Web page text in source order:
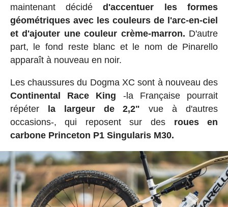
maintenant décidéd'accentuer les formes
géométriques avec les couleurs de l'arc-en-ciel
et d'ajouter une couleur crème-marron. D'autre
part, le fond reste blanc et le nom de Pinarello
apparaît à nouveau en noir.
Les chaussures du Dogma XC sont à nouveau des
Continental Race King -la Française pourrait
répéterla largeur de 2,2" vue à d'autres
occasions-, qui reposent sur des roues en
carbone Princeton P1 Singularis M30.